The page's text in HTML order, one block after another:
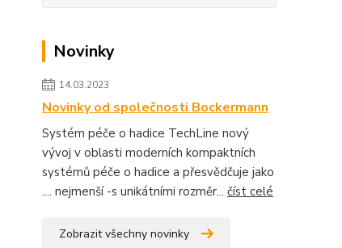
Novinky
14.03.2023
Novinky od společnosti Bockermann
Systém péče o hadice TechLine nový
vývoj v oblasti moderních kompaktních
systémů péče o hadice a přesvědčuje jako
.... nejmenší -s unikátními rozměr... číst celé
Zobrazit všechny novinky